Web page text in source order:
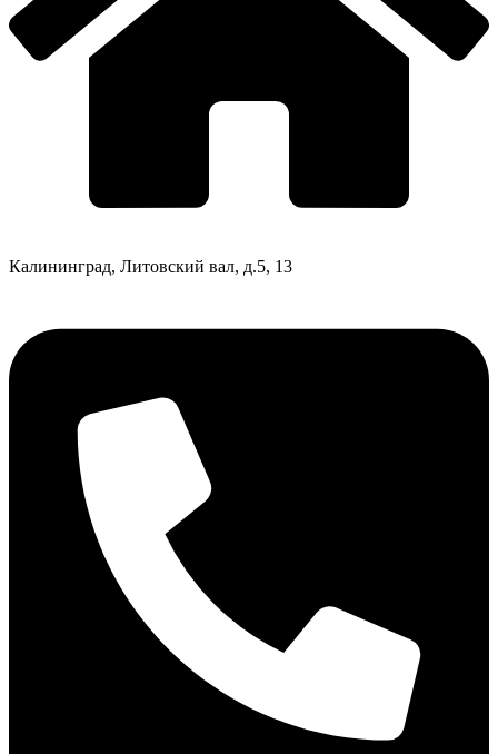
Калининград, Литовский вал, д.5, 13